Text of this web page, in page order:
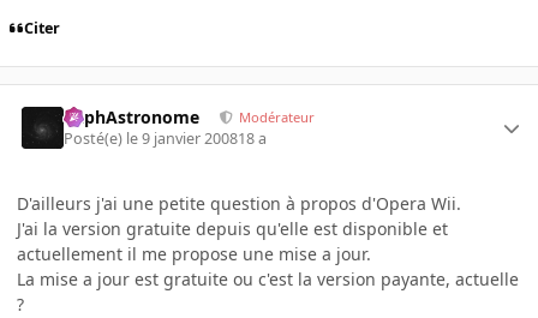
Citer
RaphAstronome Modérateur
Posté(e) le 9 janvier 200818 a
D'ailleurs j'ai une petite question à propos d'Opera Wii.
J'ai la version gratuite depuis qu'elle est disponible et
actuellement il me propose une mise a jour.
La mise a jour est gratuite ou c'est la version payante, actuelle
?